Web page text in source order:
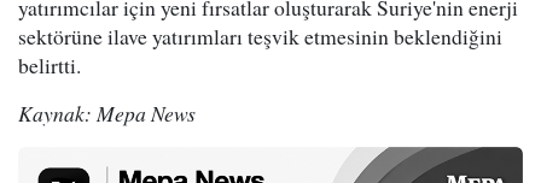
yatırımcılar için yeni fırsatlar oluşturarak Suriye'nin enerji
sektörüne ilave yatırımları teşvik etmesinin beklendiğini
belirtti.
Kaynak: Mepa News